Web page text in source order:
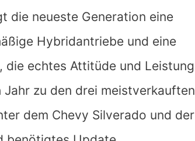
die neueste Generation eine
Hybridantriebe und eine
die echtes Attitüde und Leistung
zu den drei meistverkauften
dem Chevy Silverado und der